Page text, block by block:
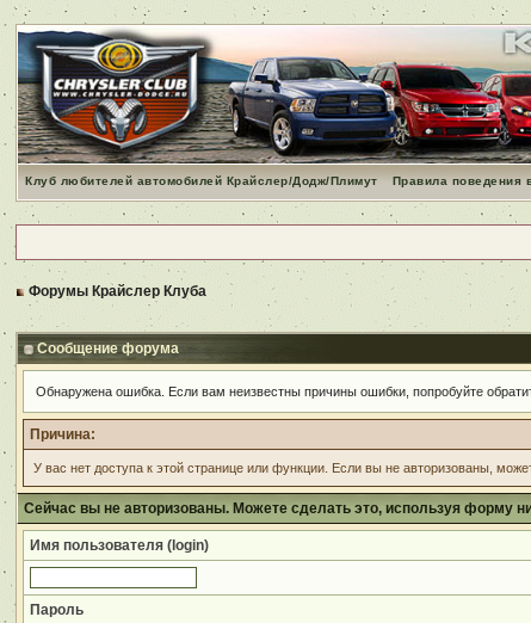
Клуб любителей автомобилей Крайслер/Додж/Плимут Правила поведения
Форумы Крайслер Клуба
Сообщение форума
Обнаружена ошибка. Если вам неизвестны причины ошибки, попробуйте
Причина:
У вас нет доступа к этой странице или функции. Если вы не авторизованы,
Сейчас вы не авторизованы. Можете сделать это, используя форму
Имя пользователя (login)
Пароль